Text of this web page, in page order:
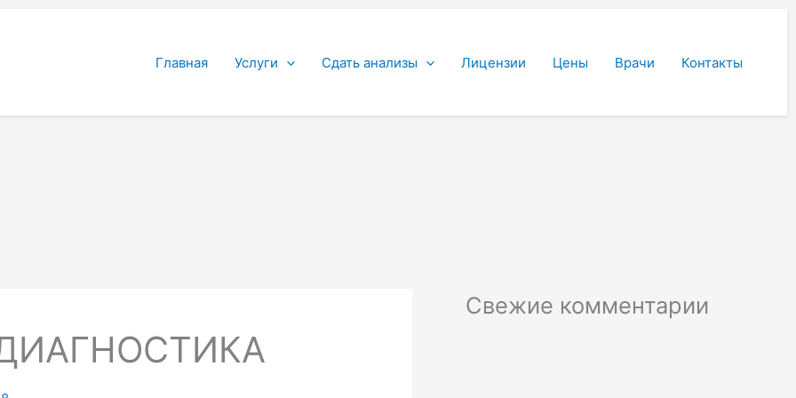
Главная Услуги Сдать анализы Лицензии Цены Врачи Контакты
Свежие комментарии